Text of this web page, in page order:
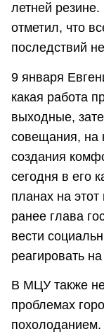
летней
отметил, что
последствий
9 января
какая работа
выходные,
совещания, на
создания
сегодня в его
планах на
ранее глава
вести
реагировать
В МЦУ также
проблемах
похолоданием.